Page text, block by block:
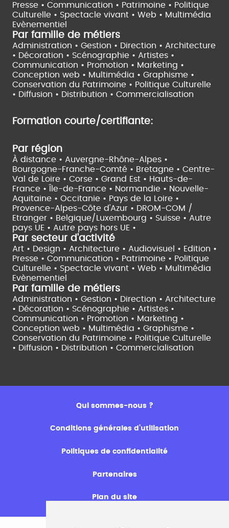
Presse • Communication • Patrimoine • Politique
Culturelle • Spectacle vivant • Web • Multimédia
Evènementiel
Par famille de métiers
Administration • Gestion • Direction • Architecture
• Décoration • Scénographie • Artistes •
Communication • Promotion • Marketing •
Conception web • Multimédia • Graphisme •
Conservation du Patrimoine • Politique Culturelle
• Diffusion • Distribution • Commercialisation
Formation courte/certifiante:
Par région
À distance • Auvergne-Rhône-Alpes •
Bourgogne-Franche-Comté • Bretagne • Centre-
Val de Loire • Corse • Grand Est • Hauts-de-
France •
Île-de-France • Normandie • Nouvelle-
Aquitaine • Occitanie • Pays de la Loire •
Provence-Alpes-Côte d'Azur • DROM-COM /
Etranger • Belgique/Luxembourg • Suisse • Autre
pays UE • Autre pays hors UE •
Par secteur d'activité
Art • Design • Architecture • Audiovisuel • Edition •
Presse • Communication • Patrimoine • Politique
Culturelle • Spectacle vivant • Web • Multimédia
Evènementiel
Par famille de métiers
Administration • Gestion • Direction • Architecture
• Décoration • Scénographie • Artistes •
Communication • Promotion • Marketing •
Conception web • Multimédia • Graphisme •
Conservation du Patrimoine • Politique Culturelle
• Diffusion • Distribution • Commercialisation
Qui sommes-nous ?
Conditions générales d’utilisation
Politiques de confidentialité
Partenaires
Plan du site